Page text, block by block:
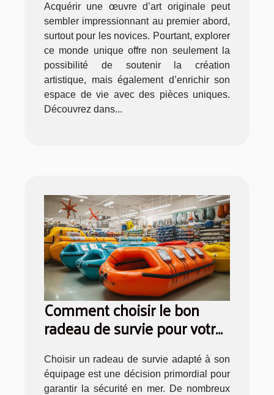
Acquérir une œuvre d’art originale peut
sembler impressionnant au premier abord,
surtout pour les novices. Pourtant, explorer
ce monde unique offre non seulement la
possibilité de soutenir la création
artistique, mais également d’enrichir son
espace de vie avec des pièces uniques.
Découvrez dans...
Comment choisir le bon
radeau de survie pour votre
Choisir un radeau de survie adapté à son
équipage est une décision primordial pour
garantir la sécurité en mer. De nombreux